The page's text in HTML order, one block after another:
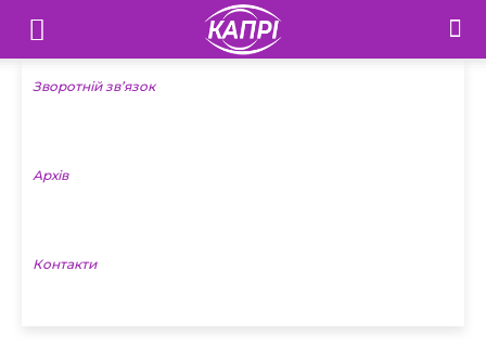
Телебачення
«Капрі»
Новини
Зворотній зв’язок
Архів
Контакти